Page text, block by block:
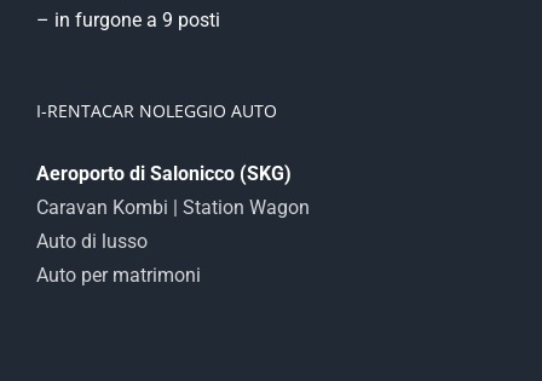
– in furgone a 9 posti
I-RENTACAR NOLEGGIO AUTO
Aeroporto di Salonicco (SKG)
Caravan Kombi | Station Wagon
Auto di lusso
Auto per matrimoni